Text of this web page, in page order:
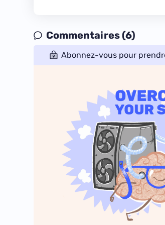
Commentaires (6)
Abonnez-vous pour